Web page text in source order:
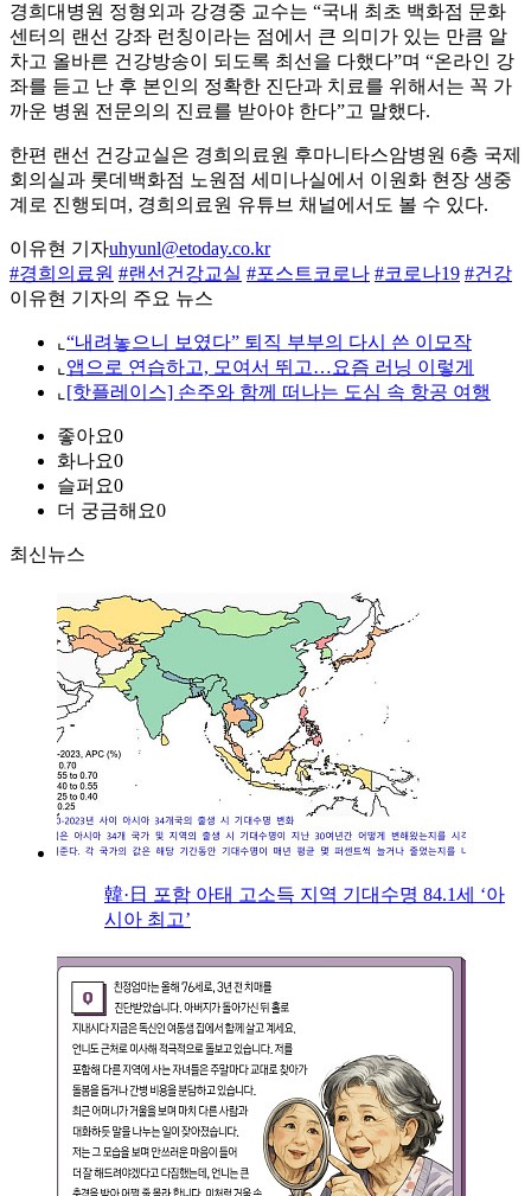
경희대병원 정형외과 강경중 교수는 “국내 최초 백화점 문화
센터의 랜선 강좌 런칭이라는 점에서 큰 의미가 있는 만큼 알
차고 올바른 건강방송이 되도록 최선을 다했다”며 “온라인 강
좌를 듣고 난 후 본인의 정확한 진단과 치료를 위해서는 꼭 가
까운 병원 전문의의 진료를 받아야 한다”고 말했다.
한편 랜선 건강교실은 경희의료원 후마니타스암병원 6층 국제
회의실과 롯데백화점 노원점 세미나실에서 이원화 현장 생중
계로 진행되며, 경희의료원 유튜브 채널에서도 볼 수 있다.
이유현 기자uhyunl@etoday.co.kr
#경희의료원 #랜선건강교실 #포스트코로나 #코로나19 #건강
이유현 기자의 주요 뉴스
⌞ “내려놓으니 보였다” 퇴직 부부의 다시 쓴 이모작
⌞ 앱으로 연습하고, 모여서 뛰고…요즘 러닝 이렇게
⌞ [핫플레이스] 손주와 함께 떠나는 도심 속 항공 여행
좋아요0
화나요0
슬퍼요0
더 궁금해요0
최신뉴스
韓·日 포함 아태 고소득 지역 기대수명 84.1세 ‘아
시아 최고’